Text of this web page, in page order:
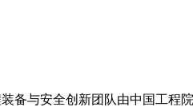
备与安全创新团队由中国工程